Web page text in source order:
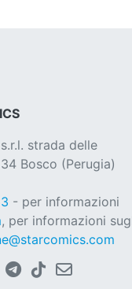
strada delle
Bosco (Perugia)
- per informazioni
, per informazioni